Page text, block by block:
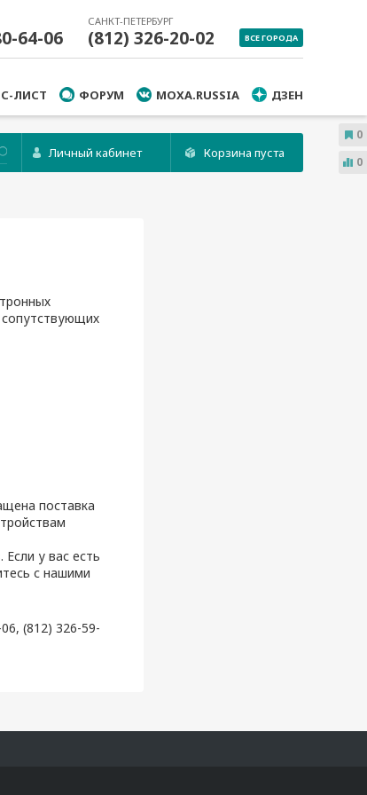
64-06
САНКТ-ПЕТЕРБУРГ
(812) 326-20-02 ВСЕ ГОРОДА
ЛИСТ
ФОРУМ MOXA.RUSSIA ДЗЕН
Личный кабинет Корзина пуста
поставка
у вас есть
с нашими
(812) 326-59-
0
0